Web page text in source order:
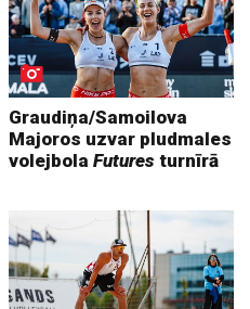
Graudiņa/Samoilova
Majoros uzvar pludmales
volejbolaFutures turnīrā